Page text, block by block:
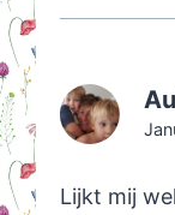
Lijkt mij